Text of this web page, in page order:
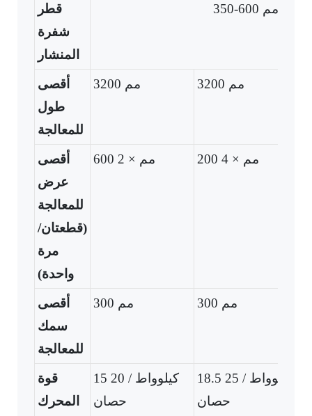
قطر
شفرة
المنشار
350-600 مم
أقصى
طول
للمعالجة
3200 مم 3200 مم
أقصى
عرض
للمعالجة
(قطعتان/
مرة
واحدة)
600 مم × 2 200 مم × 4
أقصى
سمك
للمعالجة
300 مم 300 مم
قوة
المحرك
15 كيلوواط / 20
حصان
18.5 كيلوواط / 25
حصان